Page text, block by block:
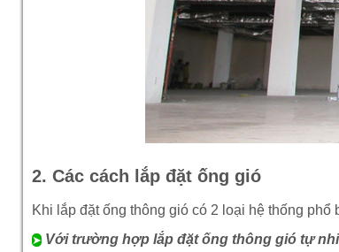
2. Các cách lắp đặt ống gió
Khi lắp đặt ống thông gió có 2 loại hệ thống
➤ Với trường hợp lắp đặt ống thông gió tự